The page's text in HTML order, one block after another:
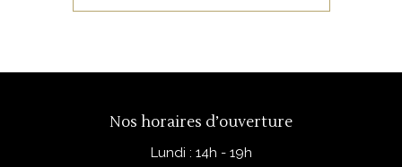
Nos horaires d’ouverture
Lundi : 14h - 19h